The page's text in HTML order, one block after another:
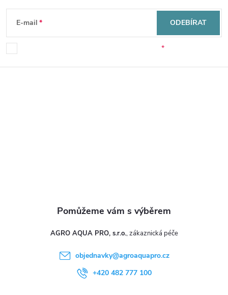
p
E-mail ODEBÍRAT
AGRO AQUA PRO, s.r.o.
objednavky@agroaquapro.cz
+420 482 777 100